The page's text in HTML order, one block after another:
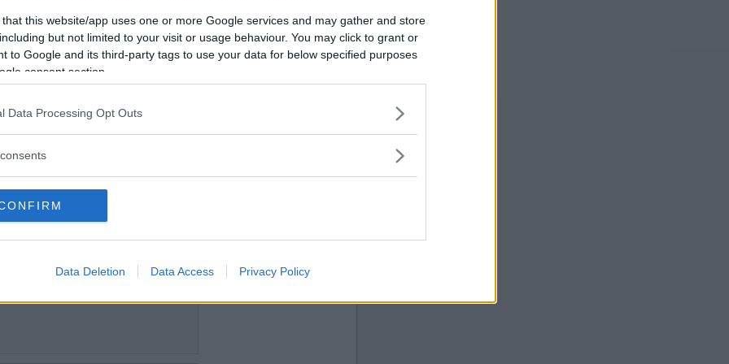
that this website/app uses one or more Google services and may gather and store
but not limited to your visit or usage behaviour. You may click to grant or
to Google and its third-party tags to use your data for below specified purposes
consent section.
Data Processing Opt Outs
Data Deletion Data Access Privacy Policy
2022-03-19 04:59
Vill du bli
medlem?